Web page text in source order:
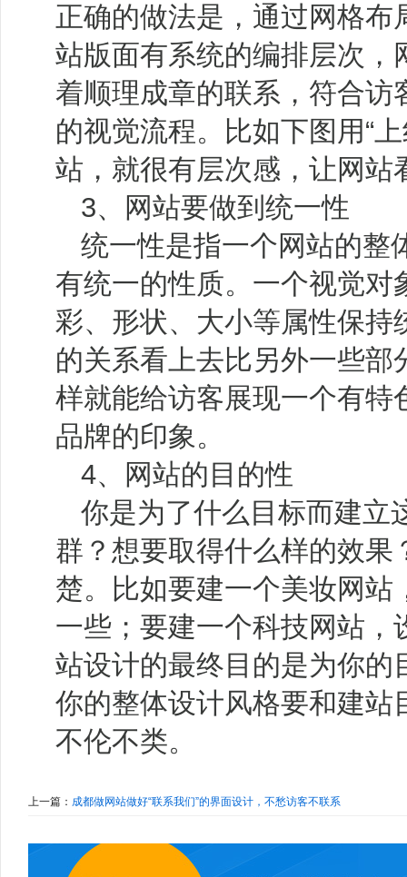
正确的做法是，通过网格
站版面有系统的编排层次
着顺理成章的联系，符合
的视觉流程。比如下图用“
站，就很有层次感，让网站
3、网站要做到统一性
统一性是指一个网站的整
有统一的性质。一个视觉对
彩、形状、大小等属性保
的关系看上去比另外一些
样就能给访客展现一个有
品牌的印象。
4、网站的目的性
你是为了什么目标而建立
群？想要取得什么样的效
楚。比如要建一个美妆网
一些；要建一个科技网站
站设计的最终目的是为你
你的整体设计风格要和建
不伦不类。
上一篇： 成都做网站做好“联系我们”的界面设计，不愁访客不联系